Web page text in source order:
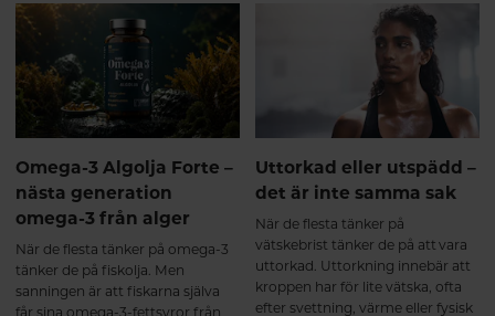
viktigt byggmaterial i bland annat
muskler, leder, brosk, senor och
ligament. Redan från omkring
25-årsåldern börjar kroppens
egen kollagenproduktion minska,
samtidigt som nedbrytningen
gradvis ökar. Ålder, fysisk
belastning, stillasittande, stress
och andra livsstilsfaktorer kan
också påverka kroppens
kollagenbalans¹. Resultatet blir
att bindväven successivt förlorar
en del av sin styrka och elasticitet,
vilket kan bidra till att kroppen
känns stelare och
relationer. Samtidigt finns det
mycket du själv kan göra för att
skapa goda förutsättningar för en
naturlig sexlust.
Omega-3 Algolja Forte –
nästa generation
omega-3 från alger
När de flesta tänker på omega-3
tänker de på fiskolja. Men
sanningen är att fiskarna själva
får sina omega-3-fettsyror från
Uttorkad eller utspädd –
det är inte samma sak
När de flesta tänker på
vätskebrist tänker de på att vara
uttorkad. Uttorkning innebär att
kroppen har för lite vätska, ofta
efter svettning, värme eller fysisk